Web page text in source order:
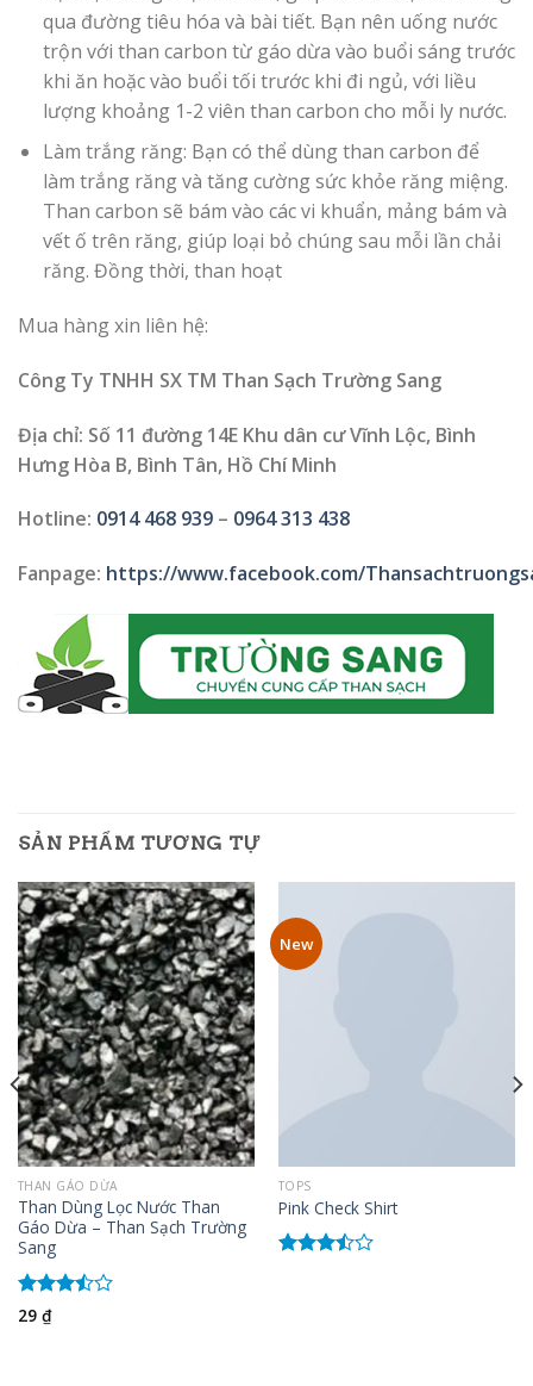
qua đường tiêu hóa và bài tiết. Bạn nên uống nước
trộn với than carbon từ gáo dừa vào buổi sáng trước
khi ăn hoặc vào buổi tối trước khi đi ngủ, với liều
lượng khoảng 1-2 viên than carbon cho mỗi ly nước.
Làm trắng răng: Bạn có thể dùng than carbon để
làm trắng răng và tăng cường sức khỏe răng miệng.
Than carbon sẽ bám vào các vi khuẩn, mảng bám và
vết ố trên răng, giúp loại bỏ chúng sau mỗi lần chải
răng. Đồng thời, than hoạt
Mua hàng xin liên hệ:
Công Ty TNHH SX TM Than Sạch Trường Sang
Địa chỉ: Số 11 đường 14E Khu dân cư Vĩnh Lộc, Bình
Hưng Hòa B, Bình Tân, Hồ Chí Minh
Hotline: 0914 468 939 – 0964 313 438
Fanpage: https://www.facebook.com/
SẢN PHẨM TƯƠNG TỰ
THAN GÁO DỪA
Than Dùng Lọc Nước Than
Gáo Dừa – Than Sạch Trường
Sang
Được
xếp
29 ₫
New
TOPS
Pink Check Shirt